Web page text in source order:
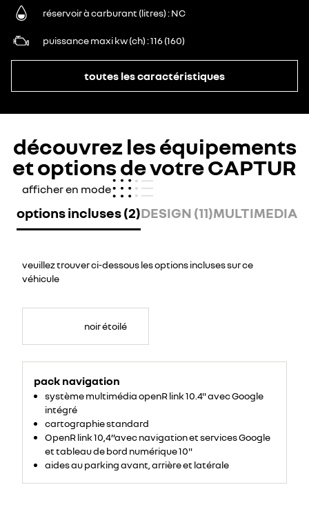
réservoir à carburant (litres) NC
puissance maxi kw (ch) 116 (160)
toutes les caractéristiques
découvrez les équipements
et options de votre CAPTUR
afficher en mode
options incluses (2)DESIGN (11)MULTIMEDIA
veuillez trouver ci-dessous les options incluses sur ce
véhicule
noir étoilé
pack navigation
système multimédia openR link 10.4" avec Google
intégré
cartographie standard
OpenR link 10,4’’avec navigation et services Google
et tableau de bord numérique 10"
aides au parking avant, arrière et latérale